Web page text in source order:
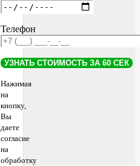
Телефон
Нажимая
на
кнопку,
Вы
даете
согласие
на
обработку